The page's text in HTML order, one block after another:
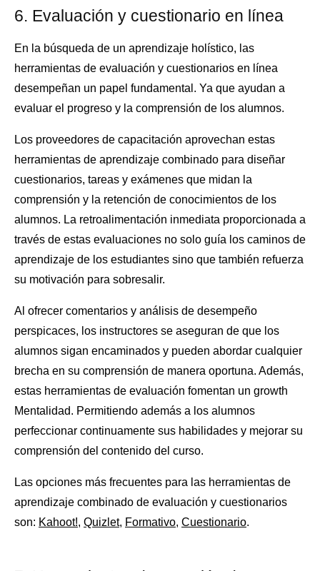
6. Evaluación y cuestionario en línea
En la búsqueda de un aprendizaje holístico, las
herramientas de evaluación y cuestionarios en línea
desempeñan un papel fundamental. Ya que ayudan a
evaluar el progreso y la comprensión de los alumnos.
Los proveedores de capacitación aprovechan estas
herramientas de aprendizaje combinado para diseñar
cuestionarios, tareas y exámenes que midan la
comprensión y la retención de conocimientos de los
alumnos. La retroalimentación inmediata proporcionada a
través de estas evaluaciones no solo guía los caminos de
aprendizaje de los estudiantes sino que también refuerza
su motivación para sobresalir.
Al ofrecer comentarios y análisis de desempeño
perspicaces, los instructores se aseguran de que los
alumnos sigan encaminados y pueden abordar cualquier
brecha en su comprensión de manera oportuna. Además,
estas herramientas de evaluación fomentan un growth
Mentalidad. Permitiendo además a los alumnos
perfeccionar continuamente sus habilidades y mejorar su
comprensión del contenido del curso.
Las opciones más frecuentes para las herramientas de
aprendizaje combinado de evaluación y cuestionarios
son: Kahoot!, Quizlet, Formativo, Cuestionario.